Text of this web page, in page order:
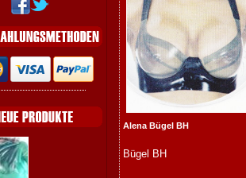
Alena Bügel BH
Bügel BH